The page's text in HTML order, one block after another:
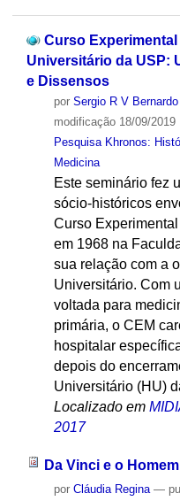
Curso Experimental
Universitário da USP:
e Dissensos
por Sergio R V Bernardo
modificação18/09/2019
Pesquisa Khronos:
Medicina
Este seminário fez
sócio-históricos
Curso
em 1968 na
sua relação com a
Universitário. Com
voltada para
primária, o CEM
hospitalar
depois do
Universitário (HU)
Localizado em
2017
Da Vinci e o
por Cláudia Regina —